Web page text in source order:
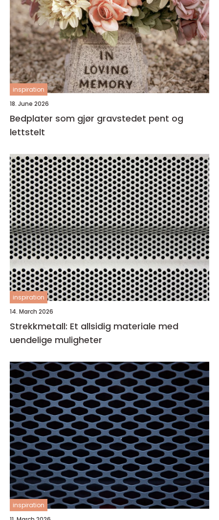
inspiration
18. June 2026
Bedplater som gjør gravstedet pent og
lettstelt
inspiration
14. March 2026
Strekkmetall: Et allsidig materiale med
uendelige muligheter
inspiration